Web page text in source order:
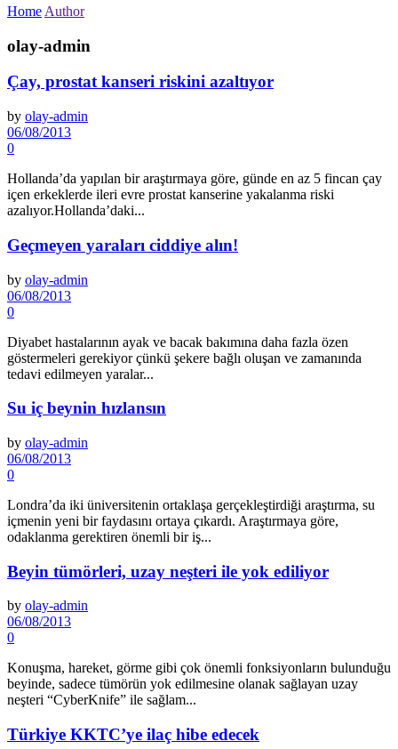
Home Author
olay-admin
Çay, prostat kanseri riskini azaltıyor
by olay-admin
06/08/2013
0
Hollanda’da yapılan bir araştır­maya göre, günde en az 5 fincan çay
içen erkeklerde ileri evre prostat kanserine yakalanma riski
azalıyor.Hollanda’daki...
Geçmeyen yaraları ciddiye alın!
by olay-admin
06/08/2013
0
Diyabet hastalarının ayak ve bacak bakımına daha fazla özen
göstermeleri gerekiyor çünkü şekere bağlı oluşan ve zama­nında
tedavi edilmeyen yaralar...
Su iç beynin hızlansın
by olay-admin
06/08/2013
0
Londra’da iki üniversitenin ortaklaşa gerçekleştirdiği araş­tırma, su
içmenin yeni bir fayda­sını ortaya çıkardı. Araştırmaya göre,
odaklanma gerektiren önemli bir iş...
Beyin tümörleri, uzay neşteri ile yok ediliyor
by olay-admin
06/08/2013
0
Konuşma, hareket, görme gibi çok önemli fonksiyonların bulun­duğu
beyinde, sadece tümörün yok edilmesine olanak sağlayan uzay
neşteri “CyberKnife” ile sağ­lam...
Türkiye KKTC’ye ilaç hibe edecek